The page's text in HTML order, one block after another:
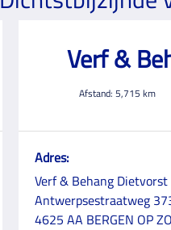
Verf &
Afstand: 5,715 km
Adres:
Verf & Behang Dietvorst
Antwerpsestraatweg
4625 AA BERGEN OP